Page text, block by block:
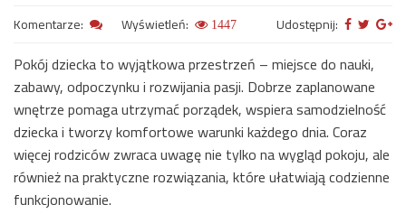
Komentarze: Wyświetleń: 1447 Udostępnij:
Pokój dziecka to wyjątkowa przestrzeń – miejsce do nauki,
zabawy, odpoczynku i rozwijania pasji. Dobrze zaplanowane
wnętrze pomaga utrzymać porządek, wspiera samodzielność
dziecka i tworzy komfortowe warunki każdego dnia. Coraz
więcej rodziców zwraca uwagę nie tylko na wygląd pokoju, ale
również na praktyczne rozwiązania, które ułatwiają codzienne
funkcjonowanie.